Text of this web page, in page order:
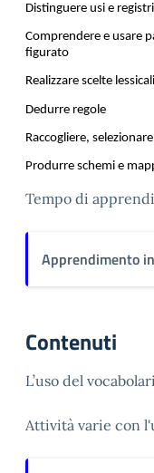
Distinguere usi e
Comprendere e usare
figurato
Realizzare scelte
Dedurre regole
Raccogliere,
Produrre schemi e
Tempo di
Apprendimento
Contenuti
L’uso del
Attività varie con